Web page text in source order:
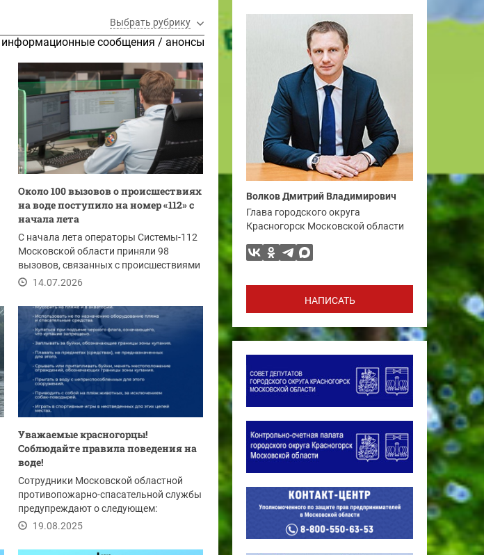
Выбрать рубрику
информационные сообщения / анонсы
Около 100 вызовов о происшествиях
на воде поступило на номер «112» с
начала лета
С начала лета операторы Системы-112
Московской области приняли 98
вызовов, связанных с происшествиями
на водоемах.
14.07.2026
Уважаемые красногорцы!
Соблюдайте правила поведения на
воде!
Сотрудники Московской областной
противопожарно-спасательной службы
предупреждают о следующем:
19.08.2025
Волков Дмитрий Владимирович
Глава городского округа
Красногорск Московской области
НАПИСАТЬ